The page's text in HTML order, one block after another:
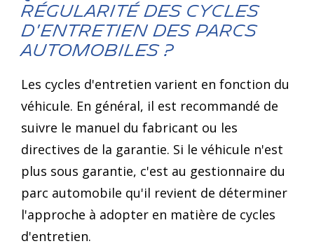
régularité des cycles
d'entretien des parcs
automobiles ?
Les cycles d'entretien varient en fonction du
véhicule. En général, il est recommandé de
suivre le manuel du fabricant ou les
directives de la garantie. Si le véhicule n'est
plus sous garantie, c'est au gestionnaire du
parc automobile qu'il revient de déterminer
l'approche à adopter en matière de cycles
d'entretien.